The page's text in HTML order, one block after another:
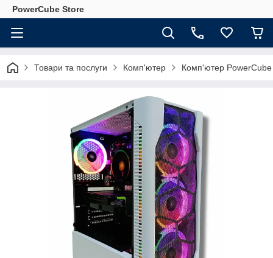
PowerCube Store
Товари та послуги Комп'ютер Комп'ютер